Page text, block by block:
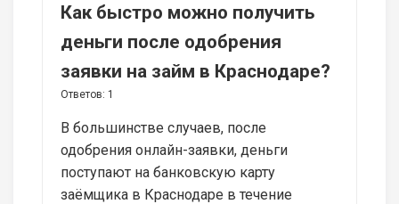
Как быстро можно получить
деньги после одобрения
заявки на займ в Краснодаре?
Ответов: 1
В большинстве случаев, после
одобрения онлайн-заявки, деньги
поступают на банковскую карту
заёмщика в Краснодаре в течение